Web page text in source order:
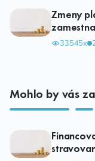
Zmeny
33545x
Mohlo by vás